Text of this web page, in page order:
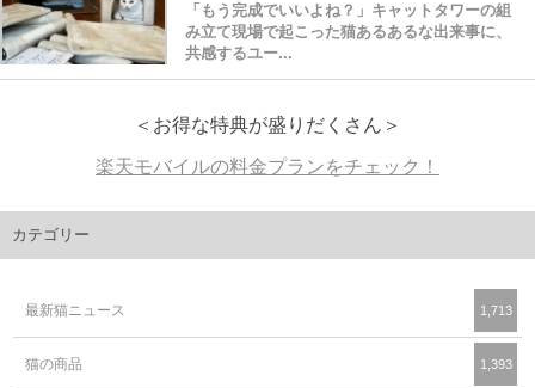
「もう完成でいいよね？」キャットタワーの組
み立て現場で起こった猫あるあるな出来事に、
共感するユー...
＜お得な特典が盛りだくさん＞
楽天モバイルの料金プランをチェック！
カテゴリー
最新猫ニュース 1,713
猫の商品 1,393